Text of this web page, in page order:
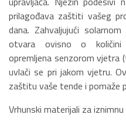
prilagođava zaštiti vašeg
dana. Zahvaljujući
otvara ovisno o količini
opremljena senzorom vjetra
uvlači se pri jakom vjetru.
zaštitu vaše tende i pomaže
Vrhunski materijali za